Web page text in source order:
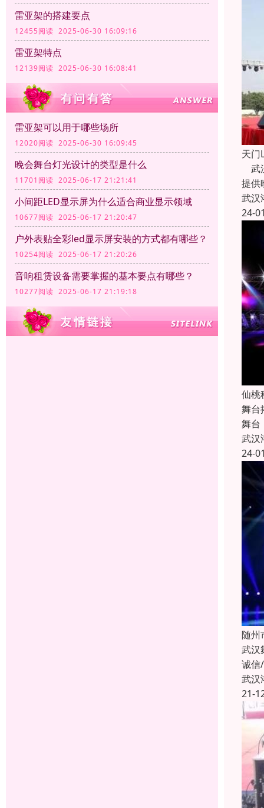
雷亚架的搭建要点
12455阅读 2025-06-30 16:09:16
雷亚架特点
12139阅读 2025-06-30 16:08:41
雷亚架可以用于哪些场所
12020阅读 2025-06-30 16:09:45
晚会舞台灯光设计的类型是什么
11701阅读 2025-06-17 21:21:41
小间距LED显示屏为什么适合商业显示领域
10677阅读 2025-06-17 21:20:47
户外表贴全彩led显示屏安装的方式都有哪些？
10254阅读 2025-06-17 21:20:26
音响租赁设备需要掌握的基本要点有哪些？
10277阅读 2025-06-17 21:19:18
天门
武
提供
武汉
24-
仙桃
舞台
舞台
武汉
24-
随州
武汉
诚信
武汉
21-